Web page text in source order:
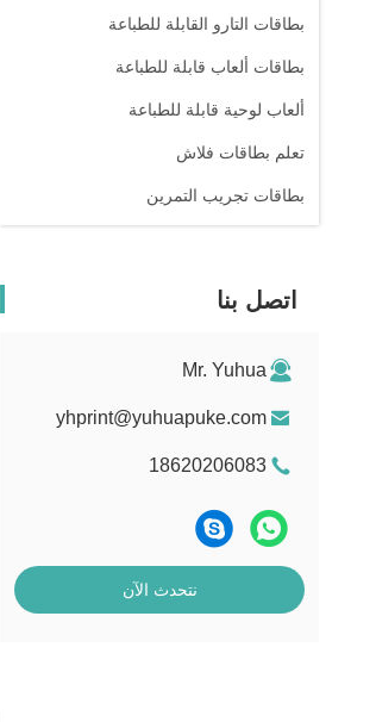
بطاقات التارو القابلة للطباعة
بطاقات ألعاب قابلة للطباعة
ألعاب لوحية قابلة للطباعة
تعلم بطاقات فلاش
بطاقات تجريب التمرين
اتصل بنا
Mr. Yuhua
yhprint@yuhuapuke.com
18620206083
نتحدث الآن